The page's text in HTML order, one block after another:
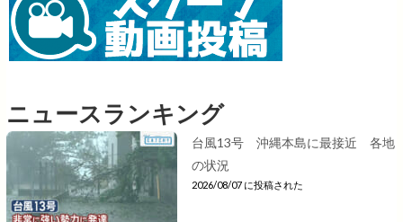
ニュースランキング
台風13号 沖縄本島に最接近 各地
の状況
2026/08/07 に投稿された